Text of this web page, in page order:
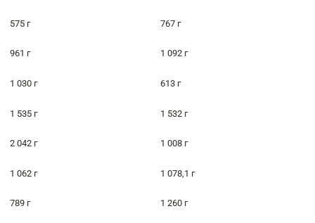
575 г 767 г
961 г 1 092 г
1 030 г 613 г
1 535 г 1 532 г
2 042 г 1 008 г
1 062 г 1 078,1 г
789 г 1 260 г